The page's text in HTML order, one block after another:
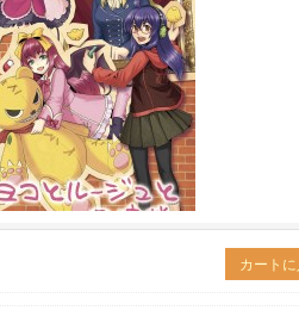
カート